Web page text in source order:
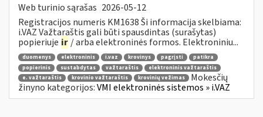
Web turinio sąrašas 2026-05-12
Registracijos numeris KM1638 Ši informacija skelbiama:
i.VAZ Važtaraštis gali būti spausdintas (surašytas)
popieriuje ir / arba elektroninės formos. Elektroniniu...
duomenys elektroninis i.vaz krovinys pagrįsti
patikra
popierinis
sustabdytas važtaraštis
elektroninis važtaraštis
e. važtaraštis
krovinio važtaraštis krovinių vežimas
Mokesčių
žinyno kategorijos:VMI elektroninės sistemos » i.VAZ